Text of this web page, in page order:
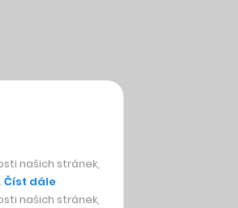
našich stránek,
Číst dále
našich stránek,